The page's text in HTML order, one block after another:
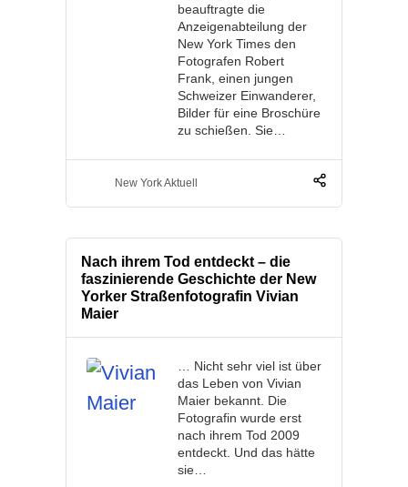
beauftragte die
Anzeigenabteilung der
New York Times den
Fotografen Robert
Frank, einen jungen
Schweizer Einwanderer,
Bilder für eine Broschüre
zu schießen. Sie…
New York Aktuell
Nach ihrem Tod entdeckt – die
faszinierende Geschichte der New
Yorker Straßenfotografin Vivian
Maier
… Nicht sehr viel ist über
das Leben von Vivian
Maier bekannt. Die
Fotografin wurde erst
nach ihrem Tod 2009
entdeckt. Und das hätte
sie…